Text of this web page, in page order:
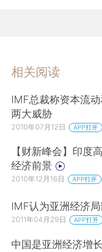
相关阅读
IMF总裁称资本流
两大威胁
2010年07月12日 APP打开
【财新峰会】印度
经济前景
2010年12月16日 APP打开
IMF认为亚洲经济
2011年04月29日 APP打开
中国是亚洲经济增